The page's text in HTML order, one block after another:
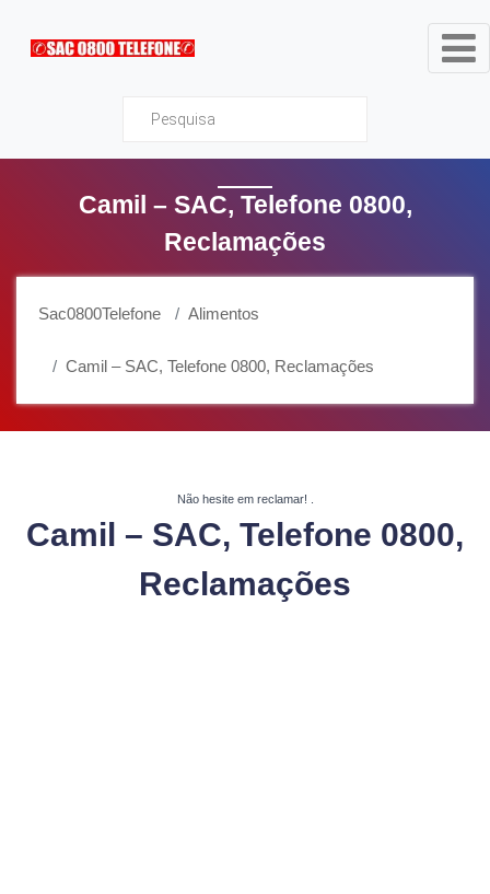
Sac0800Telefone
Camil – SAC, Telefone 0800,
Reclamações
Sac0800Telefone Alimentos
Camil – SAC, Telefone 0800, Reclamações
Não hesite em reclamar!
Camil – SAC, Telefone 0800,
Reclamações